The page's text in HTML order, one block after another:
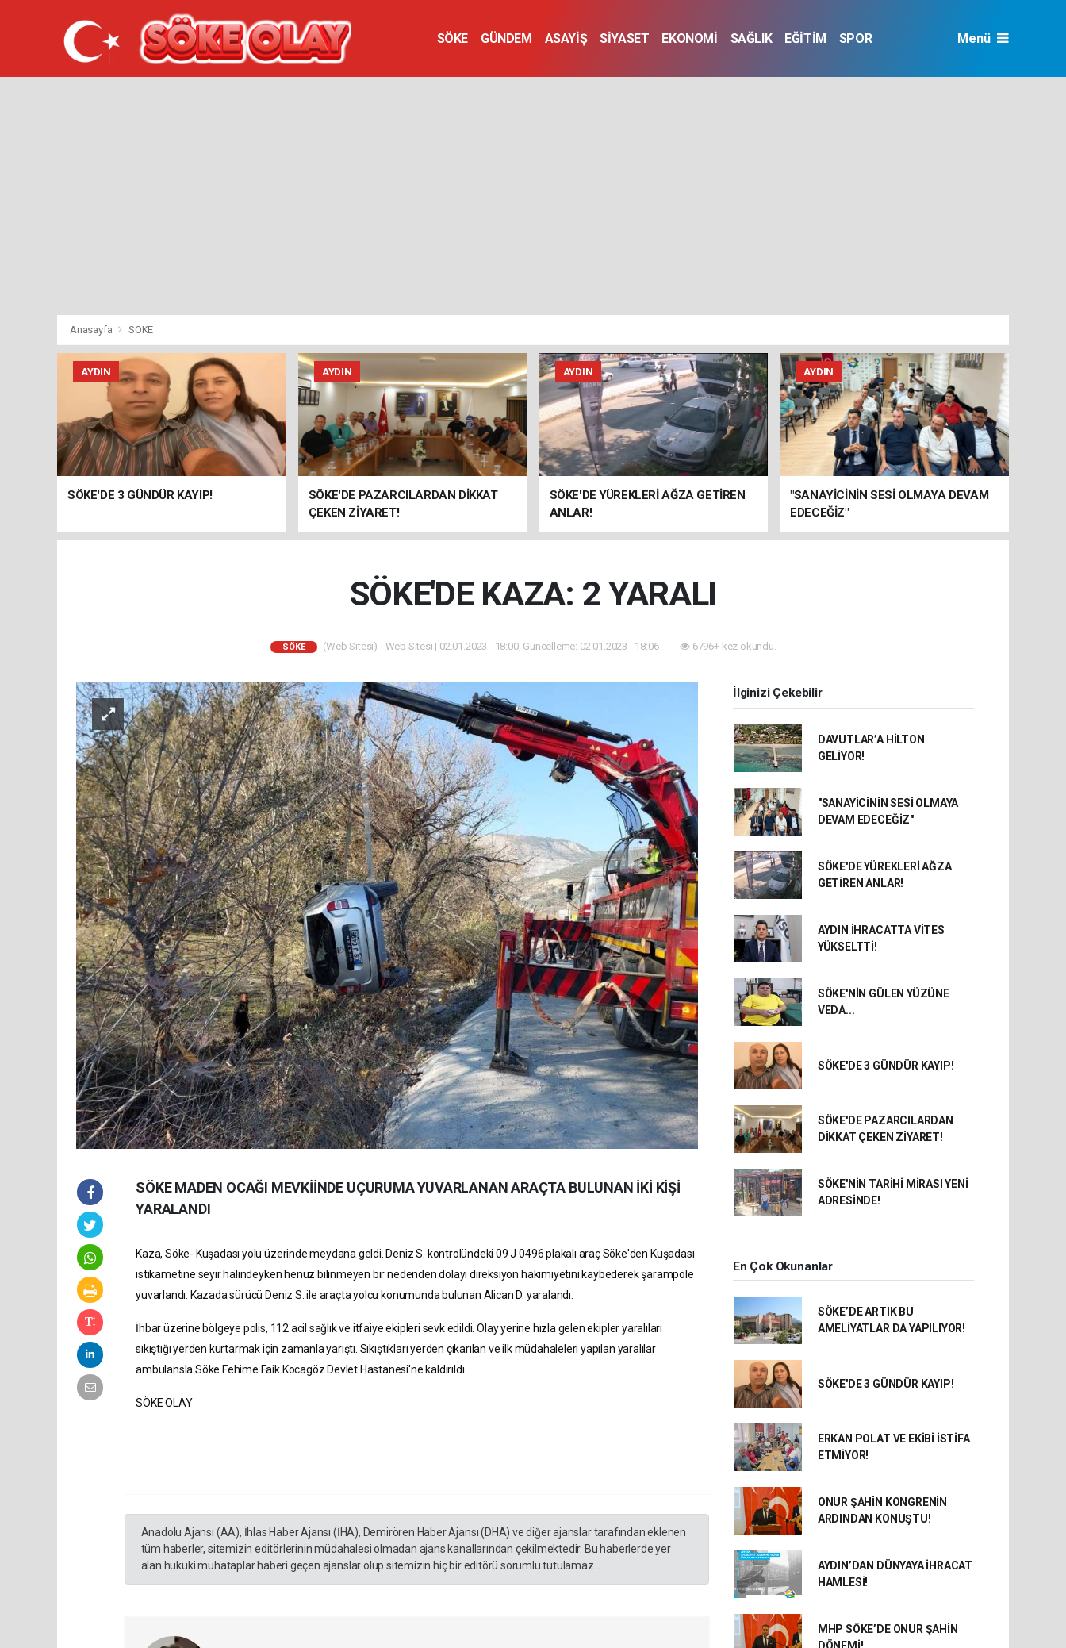
SÖKE GÜNDEM ASAYİŞ SİYASET EKONOMİ SAĞLIK EĞİTİM SPOR Menü
Anasayfa SÖKE
AYDIN
SÖKE'DE 3 GÜNDÜR KAYIP!
AYDIN
SÖKE'DE PAZARCILARDAN DİKKAT
ÇEKEN ZİYARET!
AYDIN
SÖKE'DE YÜREKLERİ AĞZA GETİREN
ANLAR!
AYDIN
"SANAYİCİNİN SESİ OLMAYA DEVAM
EDECEĞİZ"
SÖKE'DE KAZA: 2 YARALI
SÖKE (Web Sitesi) - Web Sitesi | 02.01.2023 - 18:00, Güncelleme: 02.01.2023 - 18:06 6796+ kez okundu.
SÖKE MADEN OCAĞI MEVKİİNDE UÇURUMA YUVARLANAN ARAÇTA BULUNAN İKİ KİŞİ
YARALANDI
Kaza, Söke- Kuşadası yolu üzerinde meydana geldi. Deniz S. kontrolündeki 09 J 0496 plakalı araç Söke'den Kuşadası
istikametine seyir halindeyken henüz bilinmeyen bir nedenden dolayı direksiyon hakimiyetini kaybederek şarampole
yuvarlandı. Kazada sürücü Deniz S. ile araçta yolcu konumunda bulunan Alican D. yaralandı.
İhbar üzerine bölgeye polis, 112 acil sağlık ve itfaiye ekipleri sevk edildi. Olay yerine hızla gelen ekipler yaralıları
sıkıştığı yerden kurtarmak için zamanla yarıştı. Sıkıştıkları yerden çıkarılan ve ilk müdahaleleri yapılan yaralılar
ambulansla Söke Fehime Faik Kocagöz Devlet Hastanesi'ne kaldırıldı.
SÖKE OLAY
Anadolu Ajansı (AA), İhlas Haber Ajansı (İHA), Demirören Haber Ajansı (DHA) ve diğer ajanslar tarafından eklenen
tüm haberler, sitemizin editörlerinin müdahalesi olmadan ajans kanallarından çekilmektedir. Bu haberlerde yer
alan hukuki muhataplar haberi geçen ajanslar olup sitemizin hiç bir editörü sorumlu tutulamaz...
İlginizi Çekebilir
DAVUTLAR’A HİLTON
GELİYOR!
"SANAYİCİNİN SESİ OLMAYA
DEVAM EDECEĞİZ"
SÖKE'DE YÜREKLERİ AĞZA
GETİREN ANLAR!
AYDIN İHRACATTA VİTES
YÜKSELTTİ!
SÖKE'NİN GÜLEN YÜZÜNE
VEDA...
SÖKE'DE 3 GÜNDÜR KAYIP!
SÖKE'DE PAZARCILARDAN
DİKKAT ÇEKEN ZİYARET!
SÖKE'NİN TARİHİ MİRASI YENİ
ADRESİNDE!
En Çok Okunanlar
SÖKE’DE ARTIK BU
AMELİYATLAR DA YAPILIYOR!
SÖKE'DE 3 GÜNDÜR KAYIP!
ERKAN POLAT VE EKİBİ İSTİFA
ETMİYOR!
ONUR ŞAHİN KONGRENİN
ARDINDAN KONUŞTU!
AYDIN’DAN DÜNYAYA İHRACAT
HAMLESİ!
MHP SÖKE’DE ONUR ŞAHİN